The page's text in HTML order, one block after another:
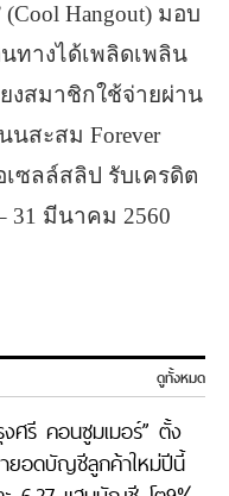
Hangout) มอบ
ทางได้เพลิดเพลิน
งสมาชิกใช้จ่ายผ่าน
สะสม Forever
เซลล์สลิป รับเครดิต
31 มีนาคม 2560
ดูทั้งหมด
ศรี คอนซูมเมอร์” ตั้ง
ยอดบัญชีลูกค้าใหม่ปีนี้